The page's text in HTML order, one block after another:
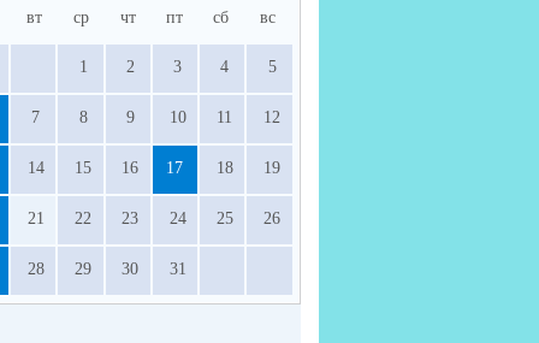
вт ср чт пт сб вс
1 2 3 4 5
7 8 9 10 11 12
14 15 16 17 18 19
21 22 23 24 25 26
28 29 30 31